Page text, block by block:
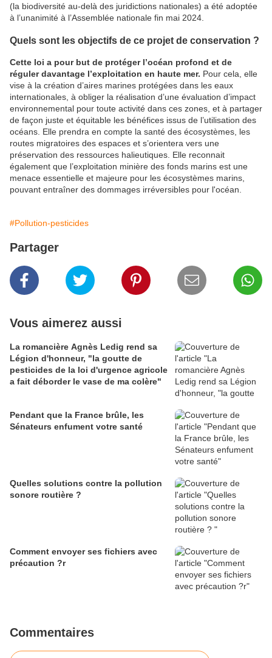
(la biodiversité au-delà des juridictions nationales) a été adoptée
à l’unanimité à l’Assemblée nationale fin mai 2024.
Quels sont les objectifs de ce projet de conservation ?
Cette loi a pour but de protéger l’océan profond et de
réguler davantage l’exploitation en haute mer. Pour cela, elle
vise à la création d’aires marines protégées dans les eaux
internationales, à obliger la réalisation d’une évaluation d’impact
environnemental pour toute activité dans ces zones, et à partager
de façon juste et équitable les bénéfices issus de l’utilisation des
océans. Elle prendra en compte la santé des écosystèmes, les
routes migratoires des espaces et s’orientera vers une
préservation des ressources halieutiques. Elle reconnait
également que l’exploitation minière des fonds marins est une
menace essentielle et majeure pour les écosystèmes marins,
pouvant entraîner des dommages irréversibles pour l'océan.
#Pollution-pesticides
Partager
Vous aimerez aussi
La romancière Agnès Ledig rend sa
Légion d'honneur, "la goutte de
pesticides de la loi d'urgence agricole
a fait déborder le vase de ma colère"
Pendant que la France brûle, les
Sénateurs enfument votre santé
Quelles solutions contre la pollution
sonore routière ?
Comment envoyer ses fichiers avec
précaution ?r
Commentaires